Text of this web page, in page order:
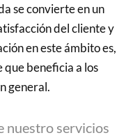
se convierte en un
del cliente y
en este ámbito es,
que beneficia a los
general.
nuestro servicios